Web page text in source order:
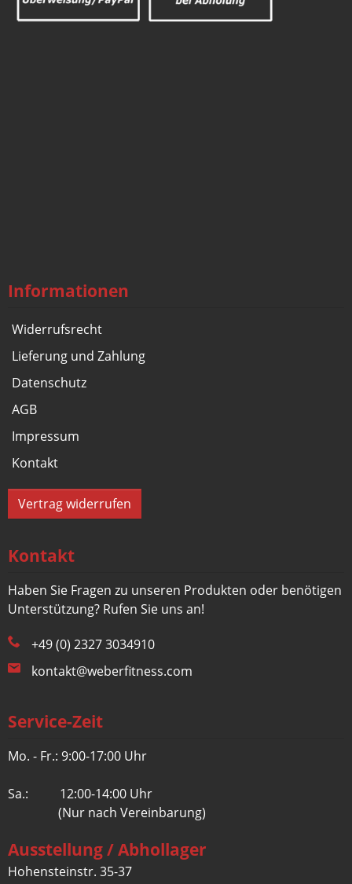
Informationen
Widerrufsrecht
Lieferung und Zahlung
Datenschutz
AGB
Impressum
Kontakt
Vertrag widerrufen
Kontakt
Haben Sie Fragen zu unseren Produkten oder benötigen
Unterstützung? Rufen Sie uns an!
+49 (0) 2327 3034910
kontakt@weberfitness.com
Service-Zeit
Mo. - Fr.: 9:00-17:00 Uhr
Sa.: 12:00-14:00 Uhr
(Nur nach Vereinbarung)
Ausstellung / Abhollager
Hohensteinstr. 35-37